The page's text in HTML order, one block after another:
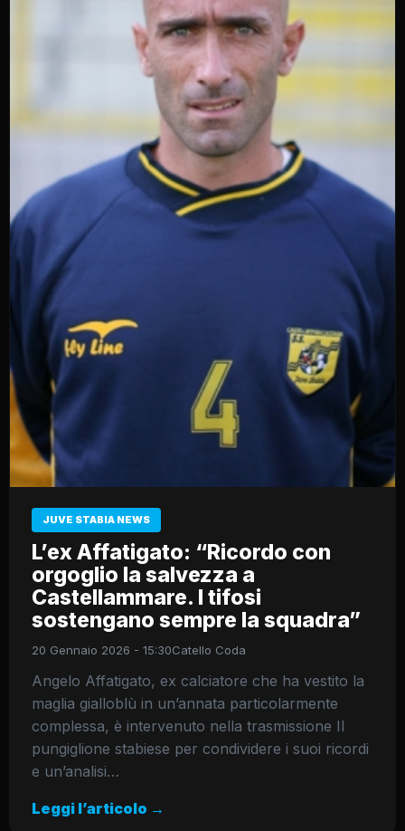
JUVE STABIA NEWS
L’ex Affatigato: “Ricordo con
orgoglio la salvezza a
Castellammare. I tifosi
sostengano sempre la squadra”
20 Gennaio 2026 - 15:30Catello Coda
Angelo Affatigato, ex calciatore che ha vestito la
maglia gialloblù in un’annata particolarmente
complessa, è intervenuto nella trasmissione Il
pungiglione stabiese per condividere i suoi ricordi
e un’analisi…
Leggi l’articolo →